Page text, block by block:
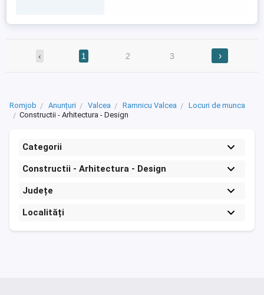
‹ 1 2 3 ›
Romjob Anunțuri Valcea Ramnicu Valcea
Locuri de munca
Constructii - Arhitectura - Design
Categorii
Constructii - Arhitectura - Design
Județe
Localități